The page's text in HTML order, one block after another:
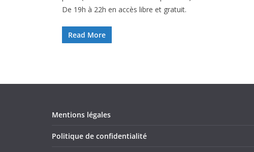
De 19h à 22h en accès libre et gratuit.
Read More
Mentions légales
Politique de confidentialité